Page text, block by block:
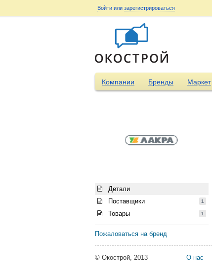
Войти или зарегистрироваться
Компании Бренды Маркет
Детали
Поставщики
1
Товары 1
Пожаловаться на бренд
© Окострой, 2013 О нас